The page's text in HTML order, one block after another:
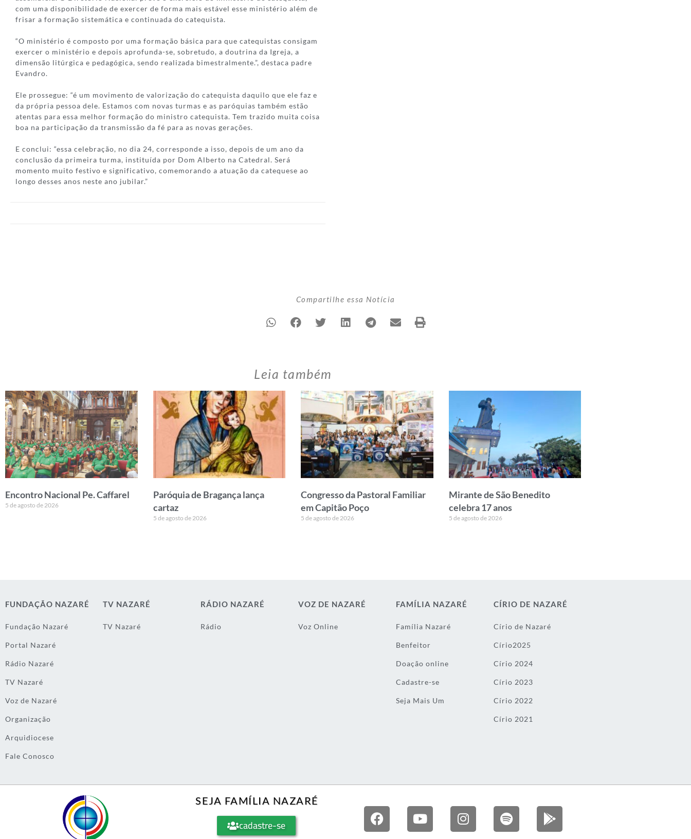
com uma disponibilidade de exercer de forma mais estável esse ministério além de
frisar a formação sistemática e continuada do catequista.
“O ministério é composto por uma formação básica para que catequistas consigam
exercer o ministério e depois aprofunda-se, sobretudo, a doutrina da Igreja, a
dimensão litúrgica e pedagógica, sendo realizada bimestralmente.”, destaca padre
Evandro.
Ele prossegue: “é um movimento de valorização do catequista daquilo que ele faz e
da própria pessoa dele. Estamos com novas turmas e as paróquias também estão
atentas para essa melhor formação do ministro catequista. Tem trazido muita coisa
boa na participação da transmissão da fé para as novas gerações.
E conclui: “essa celebração, no dia 24, corresponde a isso, depois de um ano da
conclusão da primeira turma, instituída por Dom Alberto na Catedral. Será
momento muito festivo e significativo, comemorando a atuação da catequese ao
longo desses anos neste ano jubilar.”
Compartilhe essa Notícia
Leia também
Encontro Nacional Pe. Caffarel
5 de agosto de 2026
Paróquia de Bragança lança
cartaz
5 de agosto de 2026
Congresso da Pastoral Familiar
em Capitão Poço
5 de agosto de 2026
Mirante de São Benedito
celebra 17 anos
5 de agosto de 2026
FUNDAÇÃO NAZARÉ
Fundação Nazaré
Portal Nazaré
Rádio Nazaré
TV Nazaré
Voz de Nazaré
Organização
Arquidiocese
Fale Conosco
TV NAZARÉ
TV Nazaré
RÁDIO NAZARÉ
Rádio
VOZ DE NAZARÉ
Voz Online
FAMÍLIA NAZARÉ
Família Nazaré
Benfeitor
Doação online
Cadastre-se
Seja Mais Um
CÍRIO DE NAZARÉ
Círio de Nazaré
Círio2025
Círio 2024
Círio 2023
Círio 2022
Círio 2021
SEJA FAMÍLIA NAZARÉ
cadastre-se